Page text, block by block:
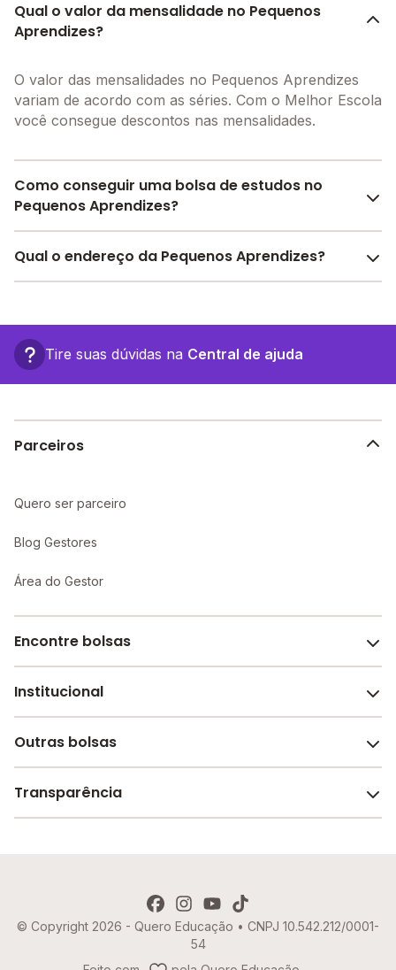
Qual o valor da mensalidade no Pequenos
Aprendizes?
O valor das mensalidades no Pequenos Aprendizes
variam de acordo com as séries. Com o Melhor Escola
você consegue descontos nas mensalidades.
Como conseguir uma bolsa de estudos no
Pequenos Aprendizes?
Pesquise bolsas disponíveis no Melhor Escola e
Qual o endereço da Pequenos Aprendizes?
São Paulo - SP.
Tire suas dúvidas na Central de ajuda
Parceiros
Quero ser parceiro
Blog Gestores
Área do Gestor
Encontre bolsas
Melhores escolas de São Paulo
Escolas por cidade e bairro
Institucional
Sobre o Melhor Escola
Revista Melhor Escola
Outras bolsas
Faculdades e universidades
Transparência
Política de Cookies
© Copyright 2026 - Quero Educação • CNPJ 10.542.212/0001-
54